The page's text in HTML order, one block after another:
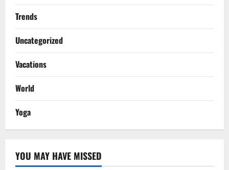
Trends
Uncategorized
Vacations
World
Yoga
YOU MAY HAVE MISSED